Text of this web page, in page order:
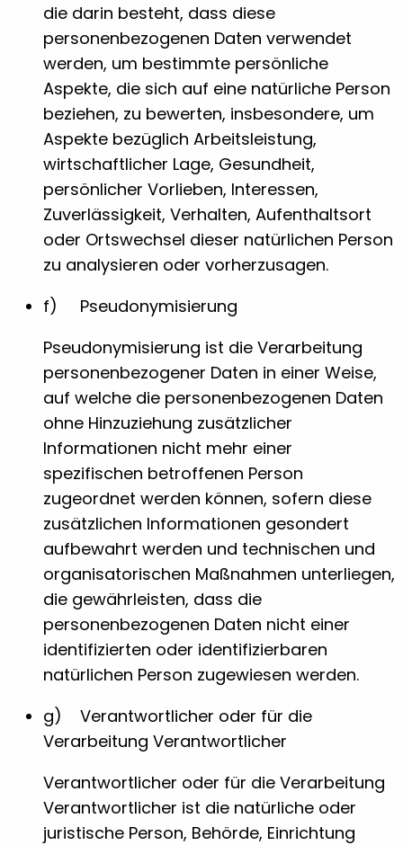
die darin besteht, dass diese
personenbezogenen Daten verwendet
werden, um bestimmte persönliche
Aspekte, die sich auf eine natürliche Person
beziehen, zu bewerten, insbesondere, um
Aspekte bezüglich Arbeitsleistung,
wirtschaftlicher Lage, Gesundheit,
persönlicher Vorlieben, Interessen,
Zuverlässigkeit, Verhalten, Aufenthaltsort
oder Ortswechsel dieser natürlichen Person
zu analysieren oder vorherzusagen.
f) Pseudonymisierung
Pseudonymisierung ist die Verarbeitung
personenbezogener Daten in einer Weise,
auf welche die personenbezogenen Daten
ohne Hinzuziehung zusätzlicher
Informationen nicht mehr einer
spezifischen betroffenen Person
zugeordnet werden können, sofern diese
zusätzlichen Informationen gesondert
aufbewahrt werden und technischen und
organisatorischen Maßnahmen unterliegen,
die gewährleisten, dass die
personenbezogenen Daten nicht einer
identifizierten oder identifizierbaren
natürlichen Person zugewiesen werden.
g) Verantwortlicher oder für die
Verarbeitung Verantwortlicher
Verantwortlicher oder für die Verarbeitung
Verantwortlicher ist die natürliche oder
juristische Person, Behörde, Einrichtung